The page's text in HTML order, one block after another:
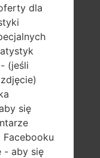
Li-
2100 mAh
dla
(jeśli
się
- aby się